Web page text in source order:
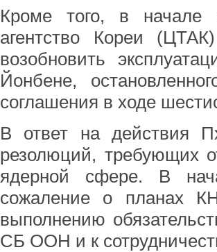
Кроме того, в начале
агентство Кореи
возобновить
Йонбене,
соглашения в ходе
В ответ на действия
резолюций, требующих
ядерной сфере. В
сожаление о планах
выполнению
СБ ООН и к